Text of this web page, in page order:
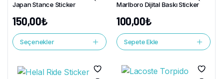
Japan Stance Sticker
150,00₺
Seçenekler
Marlboro Dijital Baskı Sticker
100,00₺
Sepete Ekle